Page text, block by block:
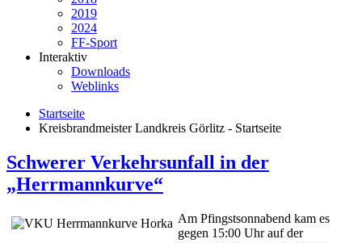
2019
2024
FF-Sport
Interaktiv
Downloads
Weblinks
Startseite
Kreisbrandmeister Landkreis Görlitz - Startseite
Schwerer Verkehrsunfall in der
„Herrmannkurve“
Am Pfingstsonnabend kam es
gegen 15:00 Uhr auf der